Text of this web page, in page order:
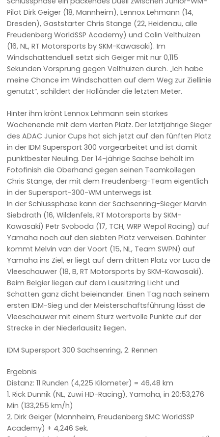
Pilot Dirk Geiger (18, Mannheim), Lennox Lehmann (14,
Dresden), Gaststarter Chris Stange (22, Heidenau, alle
Freudenberg WorldSSP Academy) und Colin Velthuizen
(16, NL, RT Motorsports by SKM-Kawasaki). Im
Windschattenduell setzt sich Geiger mit nur 0,115
Sekunden Vorsprung gegen Velthuizen durch. „Ich habe
meine Chance im Windschatten auf dem Weg zur Ziellinie
genutzt“, schildert der Holländer die letzten Meter.
Hinter ihm krönt Lennox Lehmann sein starkes
Wochenende mit dem vierten Platz. Der letztjährige Sieger
des ADAC Junior Cups hat sich jetzt auf den fünften Platz
in der IDM Supersport 300 vorgearbeitet und ist damit
punktbester Neuling. Der 14-jährige Sachse behält im
Fotofinish die Oberhand gegen seinen Teamkollegen
Chris Stange, der mit dem Freudenberg-Team eigentlich
in der Supersport-300-WM unterwegs ist.
In der Schlussphase kann der Sachsenring-Sieger Marvin
Siebdrath (16, Wildenfels, RT Motorsports by SKM-
Kawasaki) Petr Svoboda (17, TCH, WRP Wepol Racing) auf
Yamaha noch auf den siebten Platz verweisen. Dahinter
kommt Melvin van der Voort (15, NL, Team SWPN) auf
Yamaha ins Ziel, er liegt auf dem dritten Platz vor Luca de
Vleeschauwer (18, B, RT Motorsports by SKM-Kawasaki).
Beim Belgier liegen auf dem Lausitzring Licht und
Schatten ganz dicht beieinander. Einen Tag nach seinem
ersten IDM-Sieg und der Meisterschaftsführung lässt de
Vleeschauwer mit einem Sturz wertvolle Punkte auf der
Strecke in der Niederlausitz liegen.
IDM Supersport 300 Sachsenring, 2. Rennen
Ergebnis
Distanz: 11 Runden (4,225 Kilometer) = 46,48 km
1. Rick Dunnik (NL, Zuwi HD-Racing), Yamaha, in 20:53,276
Min (133,255 km/h)
2. Dirk Geiger (Mannheim, Freudenberg SMC WorldSSP
Academy) + 4,246 Sek.